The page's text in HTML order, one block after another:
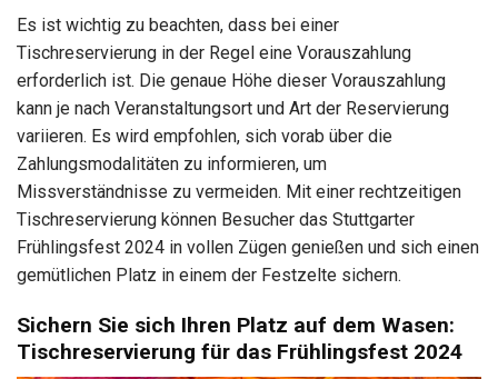
Es ist wichtig zu beachten, dass bei einer
Tischreservierung in der Regel eine Vorauszahlung
erforderlich ist. Die genaue Höhe dieser Vorauszahlung
kann je nach Veranstaltungsort und Art der Reservierung
variieren. Es wird empfohlen, sich vorab über die
Zahlungsmodalitäten zu informieren, um
Missverständnisse zu vermeiden. Mit einer rechtzeitigen
Tischreservierung können Besucher das Stuttgarter
Frühlingsfest 2024 in vollen Zügen genießen und sich einen
gemütlichen Platz in einem der Festzelte sichern.
Sichern Sie sich Ihren Platz auf dem Wasen:
Tischreservierung für das Frühlingsfest 2024